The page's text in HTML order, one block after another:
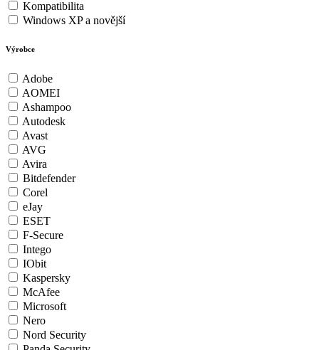
Kompatibilita
Windows XP a novější
Výrobce
Adobe
AOMEI
Ashampoo
Autodesk
Avast
AVG
Avira
Bitdefender
Corel
eJay
ESET
F-Secure
Intego
IObit
Kaspersky
McAfee
Microsoft
Nero
Nord Security